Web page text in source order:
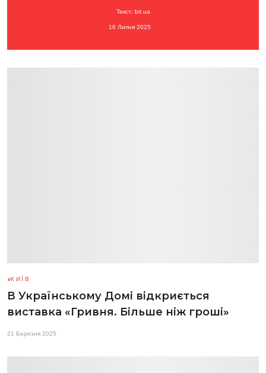
Текст: bit.ua
16 Липня 2025
КИЇВ
В Українському Домі відкриється
виставка «Гривня. Більше ніж гроші»
21 Березня 2025